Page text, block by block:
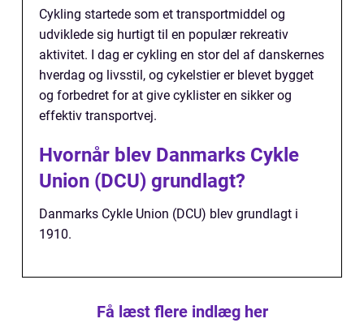
Cykling startede som et transportmiddel og
udviklede sig hurtigt til en populær rekreativ
aktivitet. I dag er cykling en stor del af danskernes
hverdag og livsstil, og cykelstier er blevet bygget
og forbedret for at give cyklister en sikker og
effektiv transportvej.
Hvornår blev Danmarks Cykle
Union (DCU) grundlagt?
Danmarks Cykle Union (DCU) blev grundlagt i
1910.
Få læst flere indlæg her